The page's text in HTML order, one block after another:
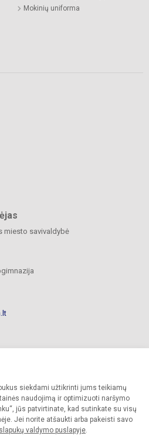
siekdami užtikrinti jums teikiamų
naudojimą ir optimizuoti naršymo
jūs patvirtinate, kad sutinkate su visų
Jei norite atšaukti arba pakeisti savo
slapukų valdymo puslapyje.
Mokinių uniforma
miesto savivaldybė
progimnazija. Visos teisės saugomos.
sutikimo griežtai draudžiama.
Slapukų valdymas